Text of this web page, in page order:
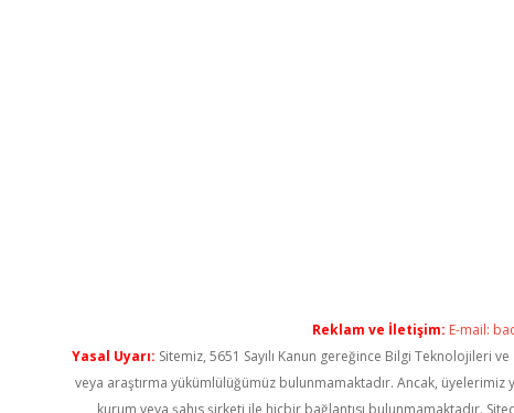
Reklam ve İletişim: E-mail:
Yasal Uyarı: Sitemiz, 5651 Sayılı Kanun gereğince Bilgi Teknolojileri
veya araştırma yükümlülüğümüz bulunmamaktadır. Ancak,
kurum veya şahıs şirketi ile hiçbir bağlantısı bulunmamaktadır.